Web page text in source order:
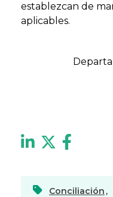
establezcan de
aplicables.
Conciliación ,